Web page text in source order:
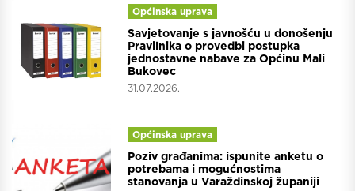
Općinska uprava
Savjetovanje s javnošću u donošenju
Pravilnika o provedbi postupka
jednostavne nabave za Općinu Mali
Bukovec
31.07.2026.
Općinska uprava
Poziv građanima: ispunite anketu o
potrebama i mogućnostima
stanovanja u Varaždinskoj županiji